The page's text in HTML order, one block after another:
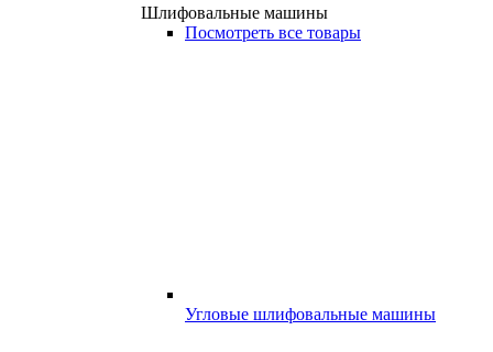
Шлифовальные машины
Посмотреть все товары
Угловые шлифовальные машины